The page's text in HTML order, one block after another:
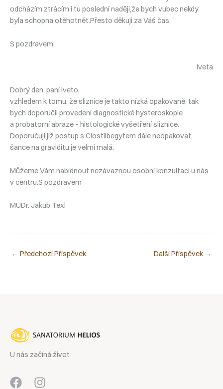
odcházím,ztrácím i tu poslední naději,že bych vubec nekdy
byla schopna otěhotnět.Přesto děkuji za Váš čas.
S pozdravem
Iveta
Dobrý den, paní Iveto,
vzhledem k tomu, že sliznice je takto nízká opakovaně, tak
bych doporučil provedení diagnostické hysteroskopie
a probatorní abraze – histologické vyšetření sliznice.
Doporučuji již postup s Clostilbegytem dále neopakovat,
šance na graviditu je velmi malá.
Můžeme Vám nabídnout nezávaznou osobní konzultaci u nás
v centru.S pozdravem
MUDr. Jakub Texl
← Předchozí Příspěvek Další Příspěvek →
U nás začíná život